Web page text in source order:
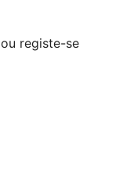
ou registe-se